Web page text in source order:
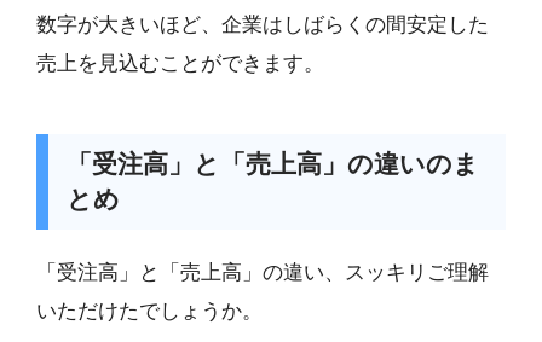
数字が大きいほど、企業はしばらくの間安定した
売上を見込むことができます。
「受注高」と「売上高」の違いのま
とめ
「受注高」と「売上高」の違い、スッキリご理解
いただけたでしょうか。